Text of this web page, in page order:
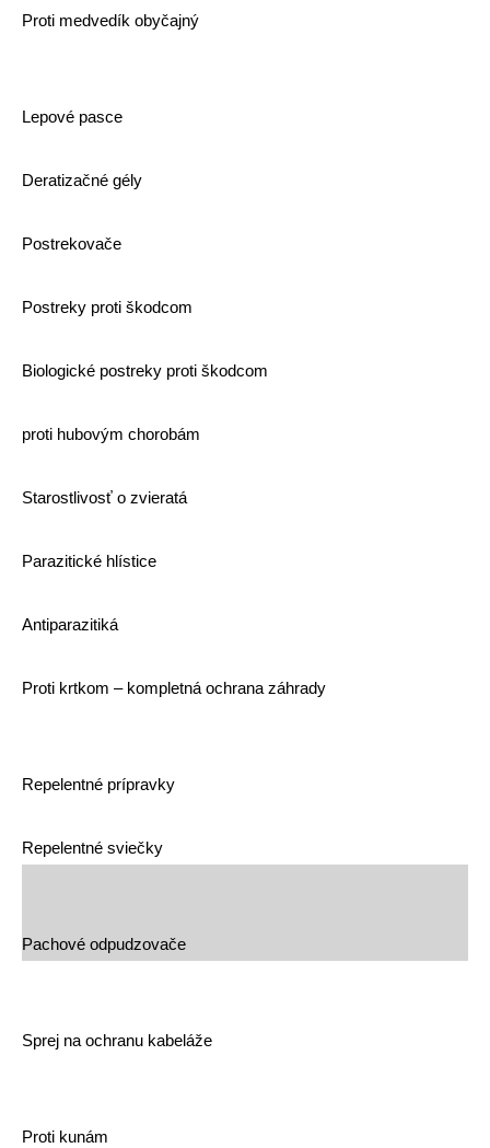
Proti medvedík obyčajný
Lepové pasce
Deratizačné gély
Postrekovače
Postreky proti škodcom
Biologické postreky proti škodcom
proti hubovým chorobám
Starostlivosť o zvieratá
Parazitické hlístice
Antiparazitiká
Proti krtkom – kompletná ochrana záhrady
Repelentné prípravky
Repelentné sviečky
Pachové odpudzovače
Sprej na ochranu kabeláže
Proti kunám